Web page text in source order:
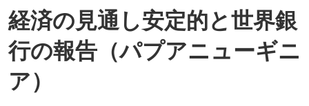
経済の見通し安定的と世界銀
行の報告（パプアニューギニ
ア）